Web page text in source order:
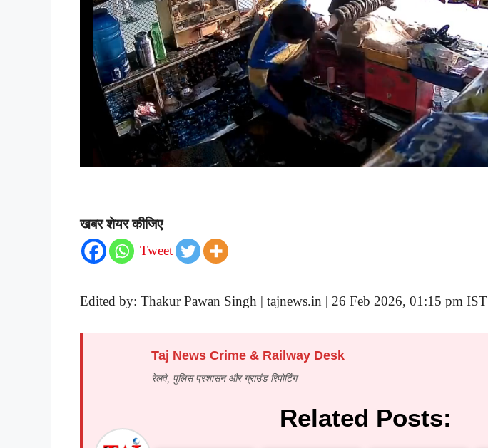
खबर शेयर कीजिए
Tweet
Edited by: Thakur Pawan Singh | tajnews.in | 26 Feb 2026, 01:15 pm IST
Taj News Crime & Railway Desk
रेलवे, पुलिस प्रशासन और ग्राउंड रिपोर्टिंग
Related Posts: